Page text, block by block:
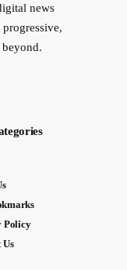
news
Policy
Us